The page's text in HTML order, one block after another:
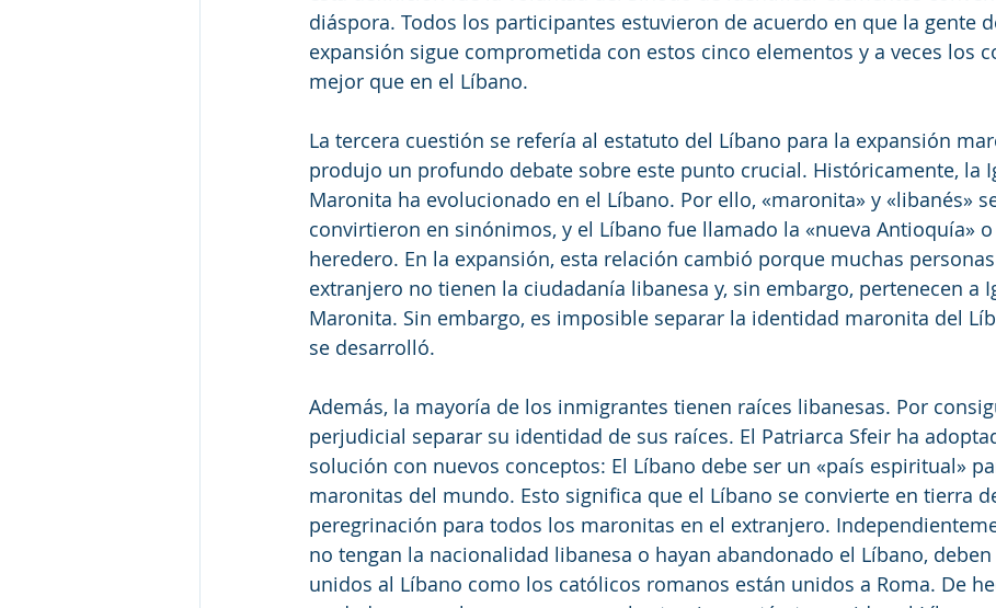
diáspora. Todos los participantes estuvieron de acuerdo en que la gente
expansión sigue comprometida con estos cinco elementos y a veces los
mejor que en el Líbano.
La tercera cuestión se refería al estatuto del Líbano para la expansión
produjo un profundo debate sobre este punto crucial. Históricamente, la
Maronita ha evolucionado en el Líbano. Por ello, «maronita» y «libanés»
convirtieron en sinónimos, y el Líbano fue llamado la «nueva Antioquía»
heredero. En la expansión, esta relación cambió porque muchas
extranjero no tienen la ciudadanía libanesa y, sin embargo, pertenecen a
Maronita. Sin embargo, es imposible separar la identidad maronita del
se desarrolló.
Además, la mayoría de los inmigrantes tienen raíces libanesas. Por
perjudicial separar su identidad de sus raíces. El Patriarca Sfeir ha
solución con nuevos conceptos: El Líbano debe ser un «país espiritual»
maronitas del mundo. Esto significa que el Líbano se convierte en tierra
peregrinación para todos los maronitas en el extranjero.
no tengan la nacionalidad libanesa o hayan abandonado el Líbano,
unidos al Líbano como los católicos romanos están unidos a Roma. De